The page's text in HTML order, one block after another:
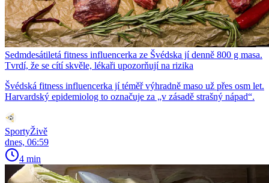
Sedmdesátiletá fitness influencerka ze Švédska jí denně 800 g masa.
Tvrdí, že se cítí skvěle, lékaři upozorňují na rizika
Švédská fitness influencerka jí téměř výhradně maso už přes osm let.
Harvardský epidemiolog to označuje za „v zásadě strašný nápad“.
SportyŽivě
dnes, 06:59
4 min